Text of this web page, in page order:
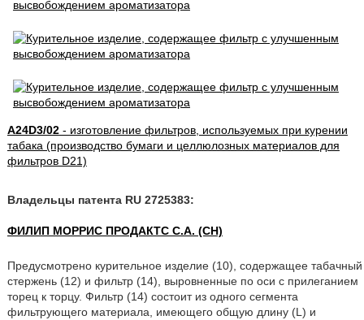
A24D3/02- изготовление фильтров, используемых при курении
табака (производство бумаги и целлюлозных материалов для
фильтров D21)
Владельцы патента RU 2725383:
ФИЛИП МОРРИС ПРОДАКТС С.А. (CH)
Предусмотрено курительное изделие (10), содержащее табачный
стержень (12) и фильтр (14), выровненные по оси с прилеганием
торец к торцу. Фильтр (14) состоит из одного сегмента
фильтрующего материала, имеющего общую длину (L) и